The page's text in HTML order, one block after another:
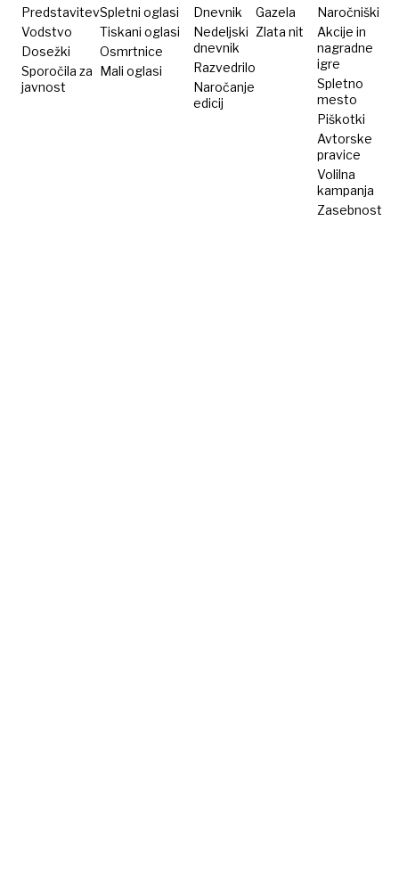
Predstavitev
Vodstvo
Dosežki
Sporočila za
javnost
Spletni oglasi
Tiskani oglasi
Osmrtnice
Mali oglasi
Dnevnik
Nedeljski
dnevnik
Razvedrilo
Naročanje
edicij
Gazela
Zlata nit
Naročniški
Akcije in
nagradne
igre
Spletno
mesto
Piškotki
Avtorske
pravice
Volilna
kampanja
Zasebnost